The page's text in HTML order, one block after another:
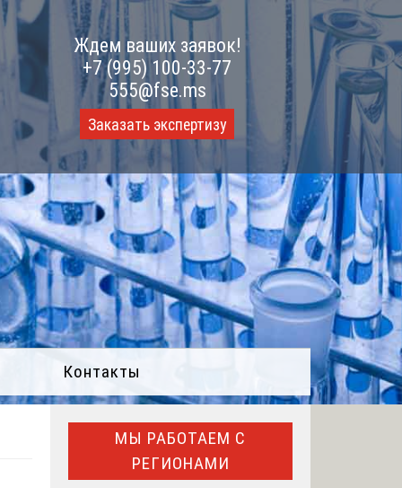
Ждем ваших заявок!
+7 (995) 100-33-77
555@fse.ms
Заказать экспертизу
Контакты
МЫ РАБОТАЕМ С
РЕГИОНАМИ